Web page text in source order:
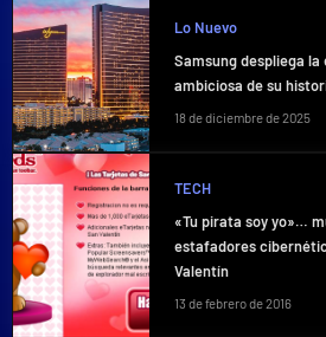
Lo Nuevo
Samsung despliega
ambiciosa de su
18 de diciembre de 2025
TECH
«Tu pirata soy yo»…
estafadores
Valentín
13 de febrero de 2016